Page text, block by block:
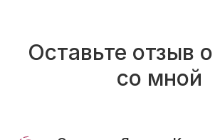
работы, вижу этот
прогресс и понимаю, что точно
прожить эту жизнь в гармонии с
Оставьте отзыв о
со мной